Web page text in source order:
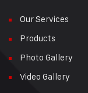
Our Services
Products
Photo Gallery
Video Gallery